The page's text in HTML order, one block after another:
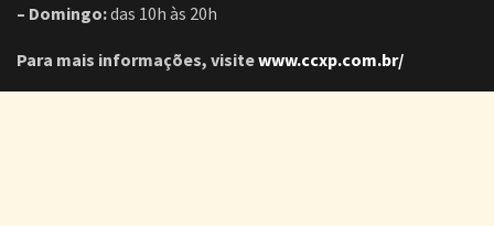
– Domingo:das 10h às 20h
Para mais informações, visitewww.ccxp.com.br/